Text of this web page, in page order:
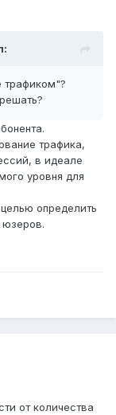
трафиком"?
трафика,
в идеале
уровня для
определить
от количества